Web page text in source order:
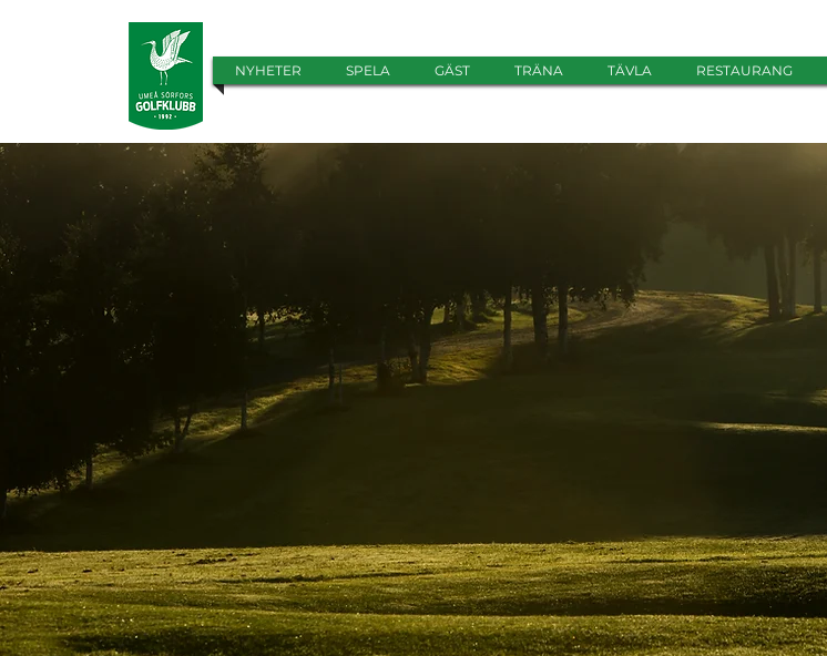
NYHETER SPELA GÄST TRÄNA TÄVLA RESTAURANG